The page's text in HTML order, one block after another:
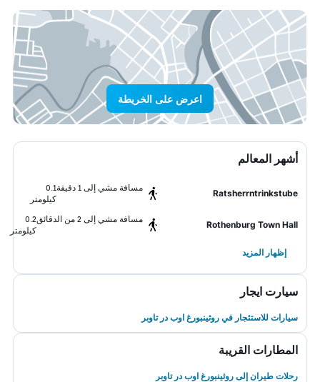
اعرض على الخريطة
أشهر المعالم
Ratsherrntrinkstube
مسافة مشي إلى 1 دقيقة
0.1
كيلومتر
Rothenburg Town Hall
مسافة مشي إلى 2 من الدقائق
0.2
كيلومتر
إظهار المزيد
سيارت ايجار
سيارات للاستئجار في روثينبورغ اوب در تاوبر
المطارات القريبة
رحلات طيران إلى روثينبورغ اوب در تاوبر